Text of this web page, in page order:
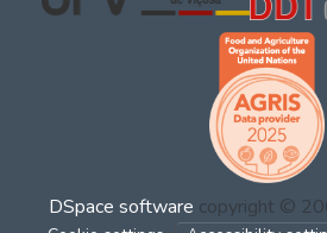
DSpace software copyright ©